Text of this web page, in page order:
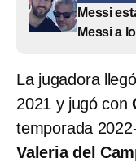
Messi
Messi a
La jugadora
2021 y jugó con
temporada
Valeria del